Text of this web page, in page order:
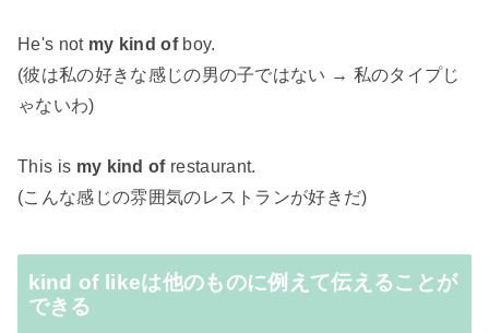
He's not my kind ofboy.
(彼は私の好きな感じの男の子ではない → 私のタイプじ
ゃないわ)
This is my kind ofrestaurant.
(こんな感じの雰囲気のレストランが好きだ)
kind of likeは他のものに例えて伝えることが
できる